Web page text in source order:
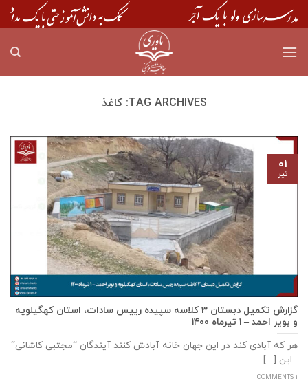
Skip
to
TAG ARCHIVES: کاغذ
گزارش تکمیل دبستان ۳ کلاسه سپيده رييس سادات، استان كهگيلويه
و بوير احمد – ۱ تیرماه ۱۴۰۰
هر که آبادی کند در این جهان خانه آبادش کنند آیندگان “مجتبی کاشانی”
این [...]
1 COMMENTS
۰۱
تیر